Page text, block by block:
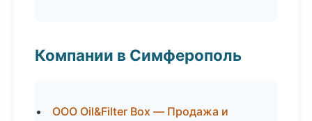
Компании в Симферополь
ООО Oil&Filter Box — Продажа и